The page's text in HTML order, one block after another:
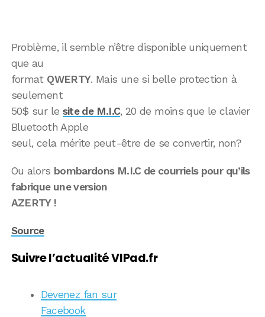
Problème, il semble n’être disponible uniquement
que au
format QWERTY. Mais une si belle protection à
seulement
50$ sur le site de M.I.C, 20 de moins que le clavier
Bluetooth Apple
seul, cela mérite peut-être de se convertir, non?
Ou alors bombardons M.I.C de courriels pour qu’ils
fabrique une version
AZERTY !
Source
Suivre l’actualité VIPad.fr
Devenez fan sur
Facebook